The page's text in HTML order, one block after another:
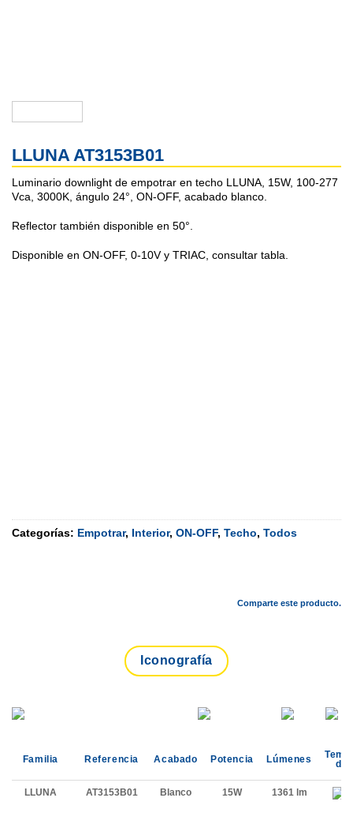
LLUNA AT3153B01
Luminario downlight de empotrar en techo LLUNA, 15W, 100-277
Vca, 3000K, ángulo 24°, ON-OFF, acabado blanco.
Reflector también disponible en 50°.
Disponible en ON-OFF, 0-10V y TRIAC, consultar tabla.
Categorías: Empotrar, Interior, ON-OFF, Techo, Todos
Comparte este producto.
Iconografía
Familia Referencia Acabado Potencia Lúmenes
de
LLUNA AT3153B01 Blanco 15W 1361 lm